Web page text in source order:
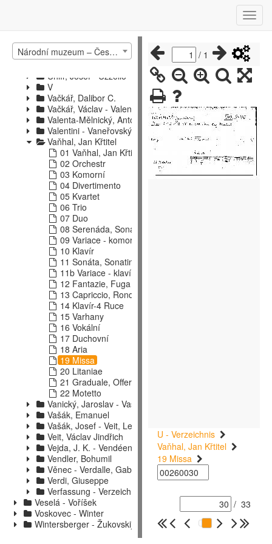
Národní muzeum – České muzeum hudby – katalog hudebnin 1
Tabelle - Tyšovský
U - Verzeichnis
U
Uhlíř, Josef - Uzzello
V
Vačkář, Dalibor C.
Vačkář, Václav - Valenta, Josef
Valenta-Mělnický, Antonín
Valentini - Vaneřovský
Vaňhal, Jan Křtitel
01 Vaňhal, Jan Křtitel
02 Orchestr
03 Komorní
04 Divertimento
05 Kvartet
06 Trio
07 Duo
08 Serenáda, Sonáta
09 Variace - komorní obsazení
10 Klavír
11 Sonáta, Sonatina
11b Variace - klavír
12 Fantazie, Fuga
13 Capriccio, Rondo, Tance
14 Klavír-4 Ruce
15 Varhany
16 Vokální
17 Duchovní
18 Aria
19 Missa
20 Litaniae
21 Graduale, Offertorium
22 Motetto
Vanický, Jaroslav - Vasiljev-Buglaj, D.
Vašák, Emanuel
Vašák, Josef - Veit, Leo
Veit, Václav Jindřich
Vejda, J. K. - Vendéen
Vendler, Bohumil
Věnec - Verdalle, Gabriel
Verdi, Giuseppe
Verfassung - Verzeichniss
Veselá - Voříšek
Voskovec - Winter
Wintersberger - Žukovskij
/ 1
U - Verzeichnis
Vaňhal, Jan Křtitel
19 Missa
/ 33